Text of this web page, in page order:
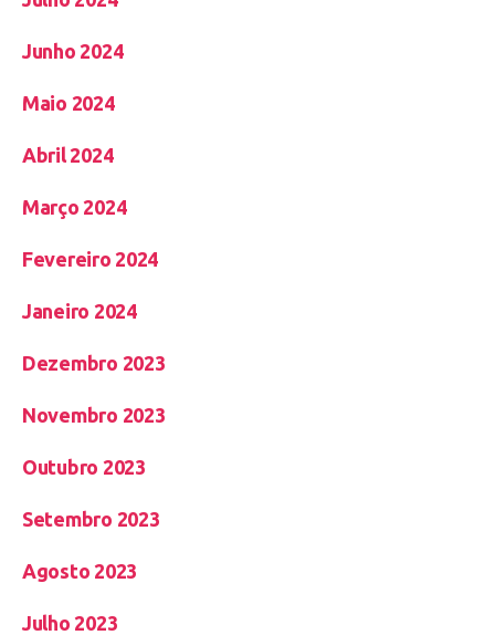
Junho 2024
Maio 2024
Abril 2024
Março 2024
Fevereiro 2024
Janeiro 2024
Dezembro 2023
Novembro 2023
Outubro 2023
Setembro 2023
Agosto 2023
Julho 2023